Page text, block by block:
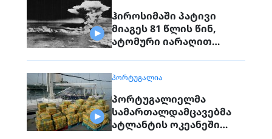
ჰიროსიმაში პატივი
მიაგეს 81 წლის წინ,
ატომური იარაღით
ᲞᲝᲠᲢᲣᲒᲐᲚᲘᲐ
პორტუგალიელმა
სამართალდამცავებმა
ატლანტის ოკეანეში